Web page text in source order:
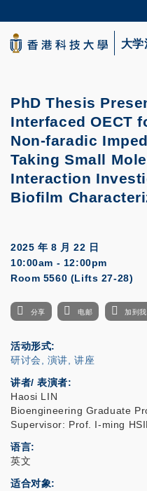
to
main
content
生活@科大
大学
PhD Thesis
Interfaced OECT
Non-faradic
Taking Small
Interaction
Biofilm
2025 年 8 月 22 日
10:00am - 12:00pm
Room 5560 (Lifts 27-28)
分享 电邮 加到
活动形式
研讨会, 演讲, 讲座
讲者/ 表演者:
Haosi LIN
Bioengineering Graduate
Supervisor: Prof. I-ming
语言
英文
适合对象